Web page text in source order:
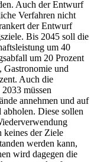
Auch der Entwurf
Verfahren nicht
der Entwurf
Bis 2045 soll die
um 40
um 20 Prozent
Gastronomie und
Auch die
müssen
annehmen und auf
Diese sollen
keines der Ziele
werden kann,
wird dagegen die